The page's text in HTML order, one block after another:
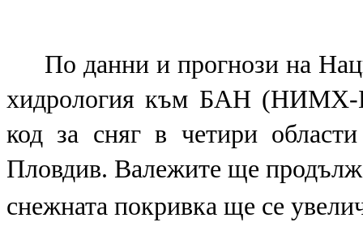
По данни и прогнози на
хидрология към БАН (НИМХ-
код за сняг в четири
Пловдив. Валежите ще
снежната покривка ще се